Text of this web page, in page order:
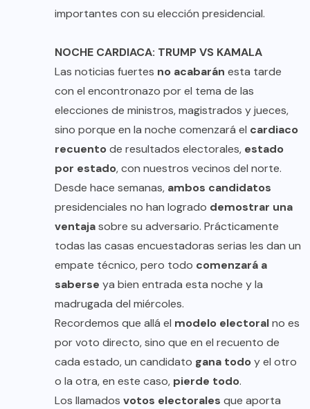
importantes con su elección presidencial.
NOCHE CARDIACA: TRUMP VS KAMALA
Las noticias fuertes no acabarán esta tarde
con el encontronazo por el tema de las
elecciones de ministros, magistrados y jueces,
sino porque en la noche comenzará el cardiaco
recuentode resultados electorales, estado
por estado, con nuestros vecinos del norte.
Desde hace semanas, ambos candidatos
presidenciales no han logrado demostrar una
ventajasobre su adversario. Prácticamente
todas las casas encuestadoras serias les dan un
empate técnico, pero todo comenzará a
saberse ya bien entrada esta noche y la
madrugada del miércoles.
Recordemos que allá el modelo electoralno es
por voto directo, sino que en el recuento de
cada estado, un candidato gana todoy el otro
o la otra, en este caso, pierde todo.
Los llamados votos electorales que aporta